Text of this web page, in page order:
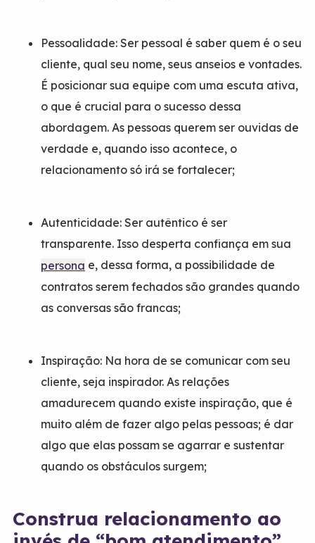
Pessoalidade: Ser pessoal é saber quem é o seu
cliente, qual seu nome, seus anseios e vontades.
É posicionar sua equipe com uma escuta ativa,
o que é crucial para o sucesso dessa
abordagem. As pessoas querem ser ouvidas de
verdade e, quando isso acontece, o
relacionamento só irá se fortalecer;
Autenticidade: Ser autêntico é ser
transparente. Isso desperta confiança em sua
persona e, dessa forma, a possibilidade de
contratos serem fechados são grandes quando
as conversas são francas;
Inspiração: Na hora de se comunicar com seu
cliente, seja inspirador. As relações
amadurecem quando existe inspiração, que é
muito além de fazer algo pelas pessoas; é dar
algo que elas possam se agarrar e sustentar
quando os obstáculos surgem;
Construa relacionamento ao